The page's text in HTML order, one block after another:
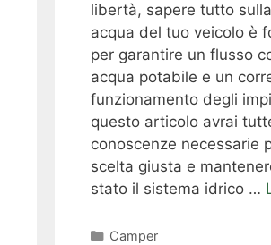
libertà, sapere tutto
acqua del tuo veicolo è
per garantire un flusso
acqua potabile e un
funzionamento degli
questo articolo avrai
conoscenze necessarie
scelta giusta e
stato il sistema idrico …
Categorie
Camper